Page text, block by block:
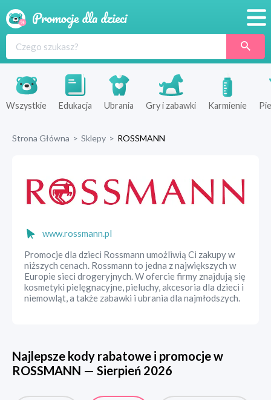
Produkty
Sklepy
Wszystkie Edukacja Ubrania Gry i zabawki Karmienie
Strona Główna > Sklepy > ROSSMANN
www.rossmann.pl
Promocje dla dzieci Rossmann umożliwią Ci zakupy w
niższych cenach. Rossmann to jedna z największych w
Europie sieci drogeryjnych. W ofercie firmy znajdują się
kosmetyki pielęgnacyjne, pieluchy, akcesoria dla dzieci i
niemowląt, a także zabawki i ubrania dla najmłodszych.
Najlepsze kody rabatowe i promocje w
ROSSMANN — Sierpień 2026